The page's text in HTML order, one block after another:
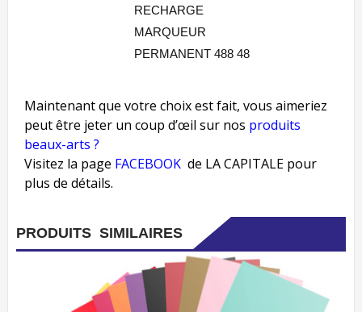
Maintenant que votre choix est fait, vous aimeriez
peut être jeter un coup d’œil sur nos produits
beaux-arts ?
Visitez la page FACEBOOK de LA CAPITALE pour
plus de détails.
PRODUITS SIMILAIRES